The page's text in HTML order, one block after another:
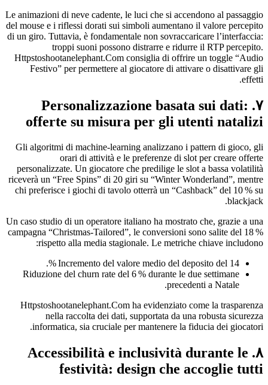
Le animazioni di neve cadente, le luci che si accendono al passaggio
del mouse e i riflessi dorati sui simboli aumentano il valore percepito
di un giro. Tuttavia, è fondamentale non sovraccaricare l’interfaccia:
troppi suoni possono distrarre e ridurre il RTP percepito.
Httpstoshootanelephant.Com consiglia di offrire un toggle “Audio
Festivo” per permettere al giocatore di attivare o disattivare gli
effetti.
۷. Personalizzazione basata sui dati:
offerte su misura per gli utenti natalizi
Gli algoritmi di machine‑learning analizzano i pattern di gioco, gli
orari di attività e le preferenze di slot per creare offerte
personalizzate. Un giocatore che predilige le slot a bassa volatilità
riceverà un “Free Spins” di 20 giri su “Winter Wonderland”, mentre
chi preferisce i giochi di tavolo otterrà un “Cashback” del 10 % su
blackjack.
Un caso studio di un operatore italiano ha mostrato che, grazie a una
campagna “Christmas‑Tailored”, le conversioni sono salite del 18 %
rispetto alla media stagionale. Le metriche chiave includono:
Incremento del valore medio del deposito del 14 %.
Riduzione del churn rate del 6 % durante le due settimane
precedenti a Natale.
Httpstoshootanelephant.Com ha evidenziato come la trasparenza
nella raccolta dei dati, supportata da una robusta sicurezza
informatica, sia cruciale per mantenere la fiducia dei giocatori.
۸. Accessibilità e inclusività durante le
festività: design che accoglie tutti